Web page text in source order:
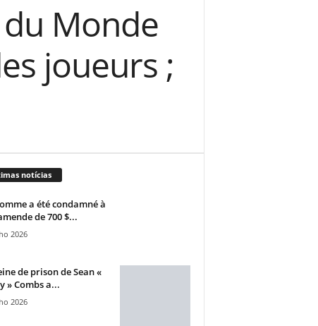
Monde
joueurs ;
notícias
a été condamné à
de 700 $...
2026
de prison de Sean «
» Combs a...
2026